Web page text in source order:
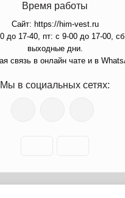
Время работы
Сайт: https://him-vest.ru
до 17-40, пт: с 9-00 до 17-00,
выходные дни.
связь в онлайн чате и в
Мы в социальных сетях: